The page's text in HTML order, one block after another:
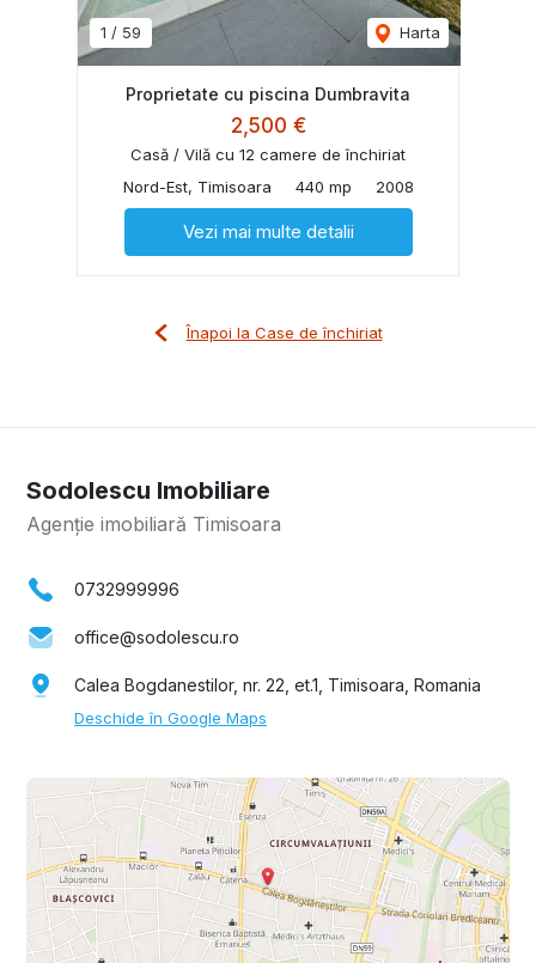
1 / 59 Harta
Proprietate cu piscina Dumbravita
2,500 €
Casă / Vilă cu 12 camere de închiriat
Nord-Est, Timisoara
440 mp 2008
Vezi mai multe detalii
Înapoi la Case de închiriat
Sodolescu Imobiliare
Agenție imobiliară Timisoara
0732999996
office@sodolescu.ro
Calea Bogdanestilor, nr. 22, et.1, Timisoara, Romania
Deschide în Google Maps